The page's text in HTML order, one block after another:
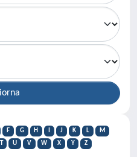
F G H J K L
M
T U V W X Y Z